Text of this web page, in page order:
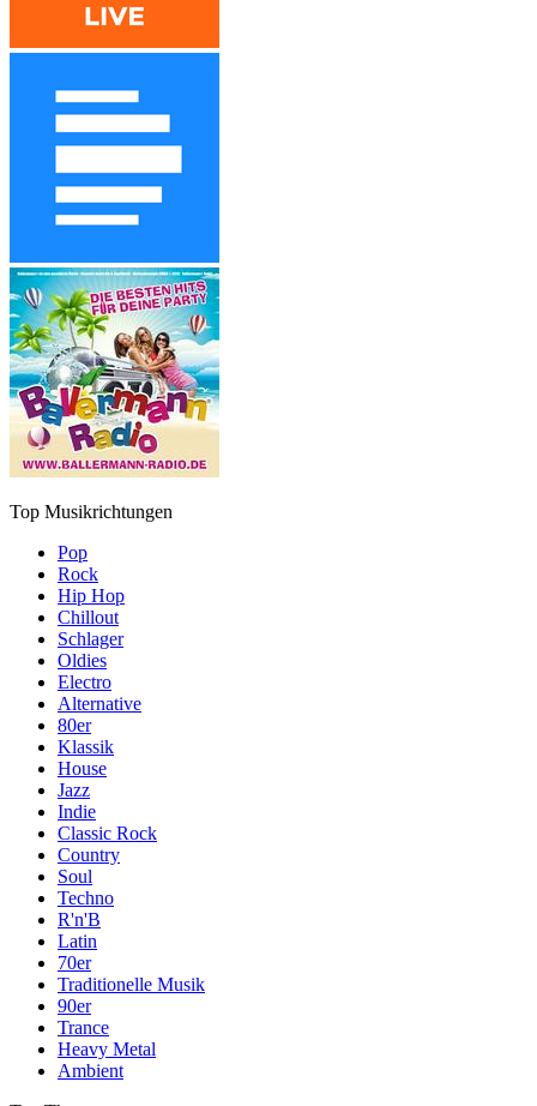
Top Musikrichtungen
Pop
Rock
Hip Hop
Chillout
Schlager
Oldies
Electro
Alternative
80er
Klassik
House
Jazz
Indie
Classic Rock
Country
Soul
Techno
R'n'B
Latin
70er
Traditionelle Musik
90er
Trance
Heavy Metal
Ambient